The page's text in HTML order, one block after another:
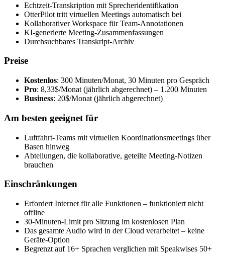
Echtzeit-Transkription mit Sprecheridentifikation
OtterPilot tritt virtuellen Meetings automatisch bei
Kollaborativer Workspace für Team-Annotationen
KI-generierte Meeting-Zusammenfassungen
Durchsuchbares Transkript-Archiv
Preise
Kostenlos: 300 Minuten/Monat, 30 Minuten pro Gespräch
Pro: 8,33$/Monat (jährlich abgerechnet) – 1.200 Minuten
Business: 20$/Monat (jährlich abgerechnet)
Am besten geeignet für
Luftfahrt-Teams mit virtuellen Koordinationsmeetings über
Basen hinweg
Abteilungen, die kollaborative, geteilte Meeting-Notizen
brauchen
Einschränkungen
Erfordert Internet für alle Funktionen – funktioniert nicht
offline
30-Minuten-Limit pro Sitzung im kostenlosen Plan
Das gesamte Audio wird in der Cloud verarbeitet – keine
Geräte-Option
Begrenzt auf 16+ Sprachen verglichen mit Speakwises 50+